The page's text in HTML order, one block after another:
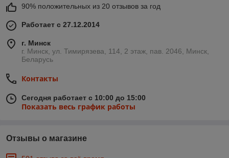
90% положительных из 20 отзывов за год
Работает с 27.12.2014
г. Минск
г. Минск, ул. Тимирязева, 114, 2 этаж, пав. 2046, Минск,
Беларусь
Контакты
Сегодня работает с 10:00 до 15:00
Показать весь график работы
Отзывы о магазине